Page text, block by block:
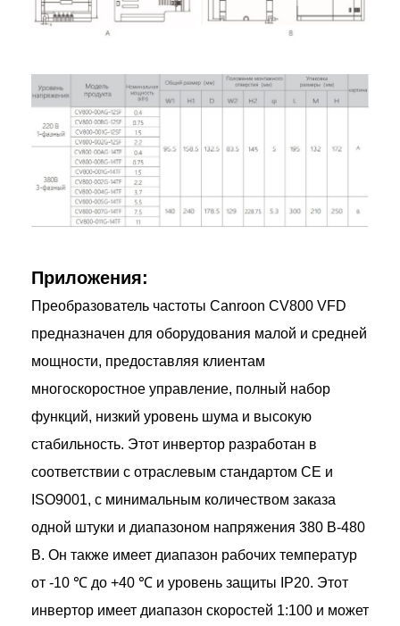
Приложения:
Преобразователь частоты Canroon CV800 VFD
предназначен для оборудования малой и средней
мощности, предоставляя клиентам
многоскоростное управление, полный набор
функций, низкий уровень шума и высокую
стабильность. Этот инвертор разработан в
соответствии с отраслевым стандартом CE и
ISO9001, с минимальным количеством заказа
одной штуки и диапазоном напряжения 380 В-480
В. Он также имеет диапазон рабочих температур
от -10 ℃ до +40 ℃ и уровень защиты IP20. Этот
инвертор имеет диапазон скоростей 1:100 и может